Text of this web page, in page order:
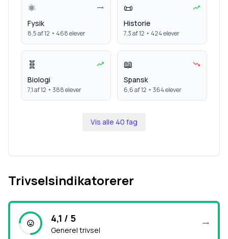
⚛️
Fysik
8,5af 12 • 468elever
📜
Historie
7,3af 12 • 424elever
🧬
Biologi
7,1af 12 • 388elever
📖
Spansk
6,6af 12 • 364elever
Vis alle 40 fag
Trivselsindikatorerer
4,1 / 5
Generel trivsel